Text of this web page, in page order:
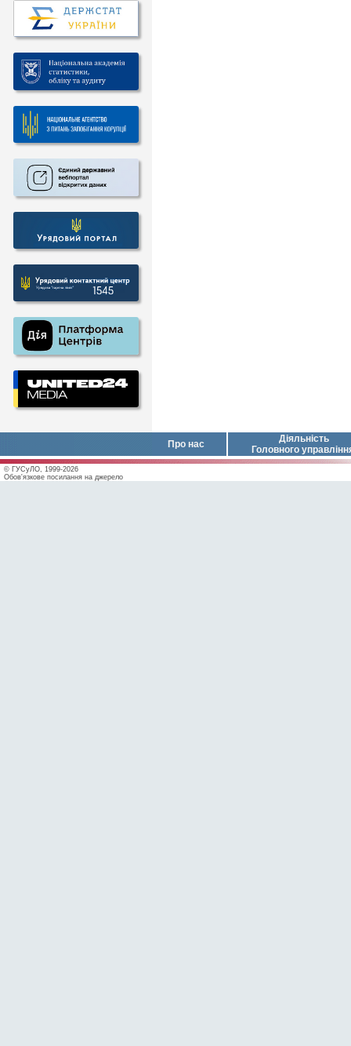
Про нас
Діяльність
Головного
© ГУСуЛО, 1999-2026
Обов'язкове посилання на джерело